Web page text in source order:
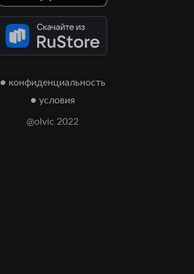
● конфиденциальность
● условия
@olvic 2022